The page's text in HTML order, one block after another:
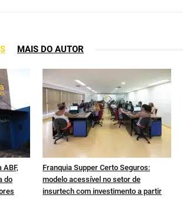
MAIS DO AUTOR
ABF,
do
Franquia Supper Certo Seguros:
modelo acessível no setor de
insurtech com investimento a partir